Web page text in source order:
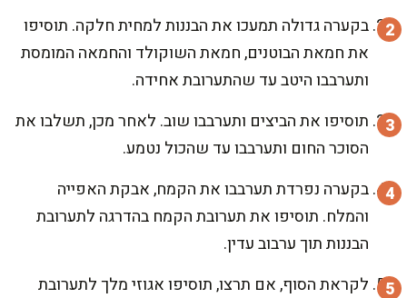
בקערה גדולה תמעכו את הבננות למחית חלקה. תוסיפו
את חמאת הבוטנים, חמאת השוקולד והחמאה המומסת
ותערבבו היטב עד שהתערובת אחידה.
תוסיפו את הביצים ותערבבו שוב. לאחר מכן, תשלבו את
הסוכר החום ותערבבו עד שהכול נטמע.
בקערה נפרדת תערבבו את הקמח, אבקת האפייה
והמלח. תוסיפו את תערובת הקמח בהדרגה לתערובת
הבננות תוך ערבוב עדין.
לקראת הסוף, אם תרצו, תוסיפו אגוזי מלך לתערובת